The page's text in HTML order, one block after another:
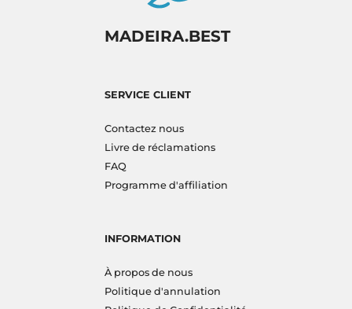
MADEIRA.BEST
SERVICE CLIENT
Contactez nous
Livre de réclamations
FAQ
Programme d'affiliation
INFORMATION
À propos de nous
Politique d'annulation